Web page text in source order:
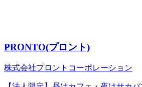
PRONTO(プロント)
株式会社プロントコーポレーション